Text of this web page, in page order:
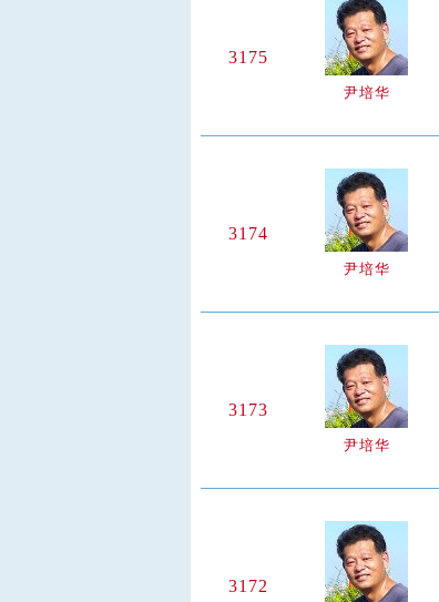
3175
尹培华
3174
尹培华
3173
尹培华
3172